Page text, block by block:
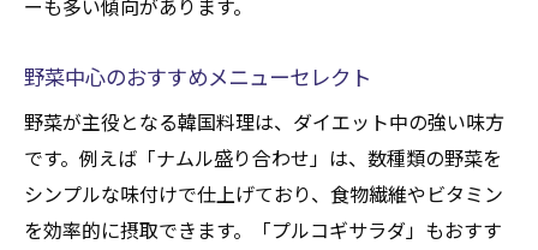
ーも多い傾向があります。
野菜中心のおすすめメニューセレクト
野菜が主役となる韓国料理は、ダイエット中の強い味方
です。例えば「ナムル盛り合わせ」は、数種類の野菜を
シンプルな味付けで仕上げており、食物繊維やビタミン
を効率的に摂取できます。「プルコギサラダ」もおすす